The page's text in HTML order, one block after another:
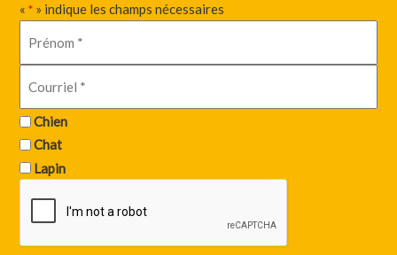
«* » indique les champs nécessaires
Chien
Chat
Lapin